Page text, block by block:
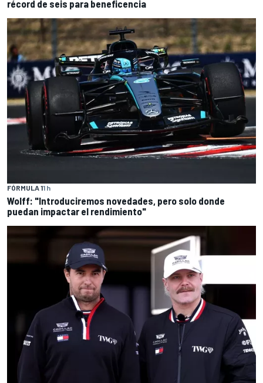
récord de seis para beneficencia
FÓRMULA 11 h
Wolff: "Introduciremos novedades, pero solo donde
puedan impactar el rendimiento"